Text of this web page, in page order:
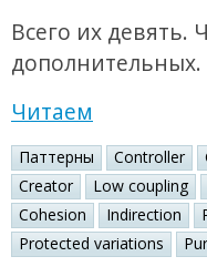
Всего их девять.
дополнительных.
Читаем
Паттерны Controller
Creator
Low coupling
Cohesion
Indirection
Protected variations